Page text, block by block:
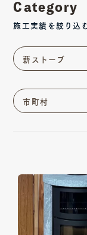
Category
施工実績を絞り込
薪ストーブ
市町村